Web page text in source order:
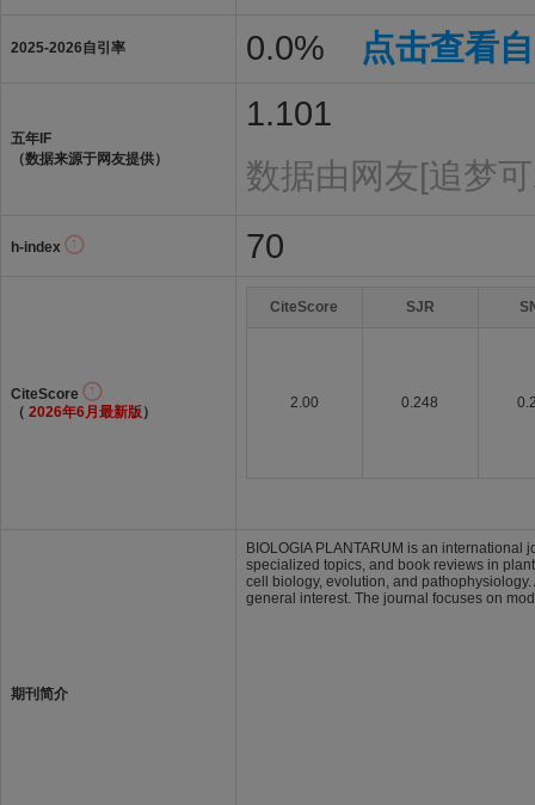
2025-2026自引率 0.0% 点击查看
五年IF
（数据来源于网友提供）
1.101
数据由网友[追梦
h-index 70
CiteScore
（ 2026年6月最新版 ）
CiteScore SJR
2.00 0.248
期刊简介
BIOLOGIA PLANTARUM is an
specialized topics, and book reviews in
cell biology, evolution, and
general interest. The journal focuses on